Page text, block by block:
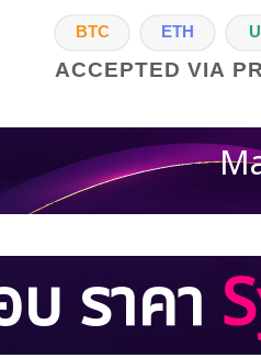
BTC ETH
ACCEPTED VIA
ราคา